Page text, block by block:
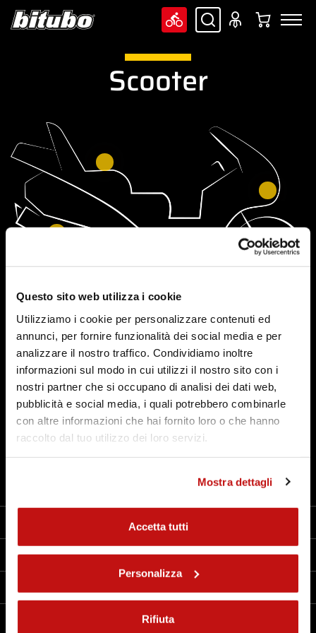
Questo sito web utilizza i cookie
Utilizziamo i cookie per personalizzare contenuti ed
annunci, per fornire funzionalità dei social media e per
analizzare il nostro traffico. Condividiamo inoltre
informazioni sul modo in cui utilizzi il nostro sito con i
nostri partner che si occupano di analisi dei dati web,
pubblicità e social media, i quali potrebbero combinarle
con altre informazioni che hai fornito loro o che hanno
raccolto dal tuo utilizzo dei loro servizi.
Mostra dettagli
Accetta tutti
Personalizza
Rifiuta
Scooter
Amortisseurs, fourches et accessoires pour scooters
urbains, conçus pour augmenter le confort et la
sécurité dans la conduite quotidienne, en s'adaptant
aux besoins de la circulation urbaine. Découvrez tous
les composants Bitubo pour la catégorie Scooter.
Technologie 360°
Produits